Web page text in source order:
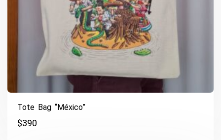
Tote Bag “México”
$390